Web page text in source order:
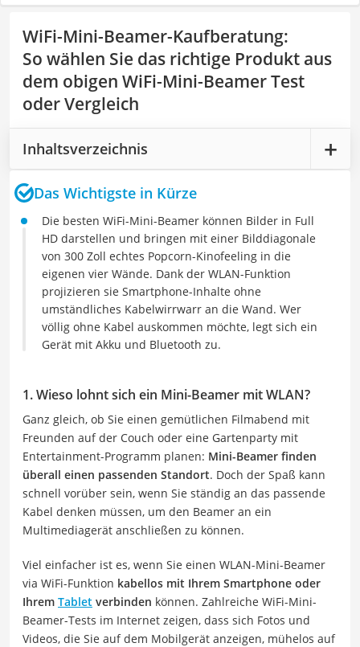
WiFi-Mini-Beamer-Kaufberatung:
So wählen Sie das richtige Produkt aus
dem obigen WiFi-Mini-Beamer Test
oder Vergleich
Inhaltsverzeichnis
Das Wichtigste in Kürze
Die besten WiFi-Mini-Beamer können Bilder in Full
HD darstellen und bringen mit einer Bilddiagonale
von 300 Zoll echtes Popcorn-Kinofeeling in die
eigenen vier Wände. Dank der WLAN-Funktion
projizieren sie Smartphone-Inhalte ohne
umständliches Kabelwirrwarr an die Wand. Wer
völlig ohne Kabel auskommen möchte, legt sich ein
Gerät mit Akku und Bluetooth zu.
1. Wieso lohnt sich ein Mini-Beamer mit WLAN?
Ganz gleich, ob Sie einen gemütlichen Filmabend mit
Freunden auf der Couch oder eine Gartenparty mit
Entertainment-Programm planen: Mini-Beamer finden
überall einen passenden Standort. Doch der Spaß kann
schnell vorüber sein, wenn Sie ständig an das passende
Kabel denken müssen, um den Beamer an ein
Multimediagerät anschließen zu können.
Viel einfacher ist es, wenn Sie einen WLAN-Mini-Beamer
via WiFi-Funktion kabellos mit Ihrem Smartphone oder
Ihrem Tablet verbinden können. Zahlreiche WiFi-Mini-
Beamer-Tests im Internet zeigen, dass sich Fotos und
Videos, die Sie auf dem Mobilgerät anzeigen, mühelos auf